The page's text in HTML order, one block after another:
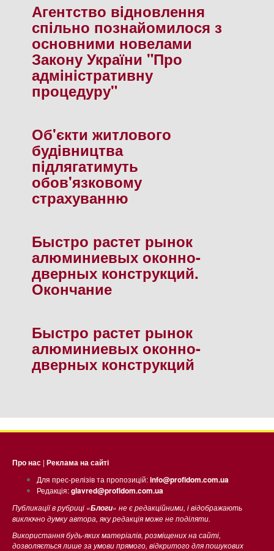
Агентство вiдновлення
спiльно познайомилося з
основними новелами
Закону України "Про
адмiнiстративну
процедуру"
Об'єкти житлового
будiвництва
пiдлягатимуть
обов'язковому
страхуванню
Быстро растет рынок
алюминиевых оконно-
дверных конструкций.
Окончание
Быстро растет рынок
алюминиевых оконно-
дверных конструкций
Про нас | Реклама на сайті
Для прес-релізів та пропозицій:info@profidom.com.ua
Редакція:glavred@profidom.com.ua
Публикації в рубриці «Блоги» не є редакційними, і відображають
виключно думку автора, яку редакція може не поділяти.
Використання будь-яких матеріалів, розміщених на сайті,
дозволяється лише за умови прямого, відкритого для пошукових